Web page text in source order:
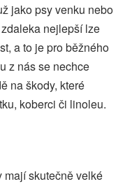
jako psy venku nebo
nejlepší lze
a to je pro běžného
z nás se nechce
na škody, které
koberci či linoleu.
mají skutečně velké